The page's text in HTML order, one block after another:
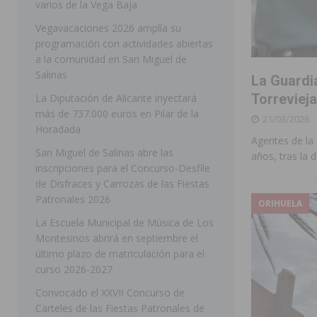
[ 05/08/2026 ]
Orihuela ultima diferentes soluciones
CEIP Virgen de la Puerta
ORIHUELA
[ 05/08/2026 ] Sanidad Orihuela llama a observar el
los desplazamientos
ORIHUELA
Orihuela acogerá una sesión
ORIHUELA
[ 06/08/2026 ]
Redován presenta la programación de
[ 06/08/2026 ] El PSOE denuncia una nueva prórroga
[ 06/08/2026 ]
La Diputación destina dos millones
ellos varios de la Vega Baja
COMARCA
[ 06/08/2026 ] Vegavacaciones 2026 amplía su
La
Torrevieja
21/03/2026
Agentes de
años, tras la
ORIHUELA
varios de la Vega Baja
Vegavacaciones 2026 amplía su
programación con actividades abiertas
a la comunidad en San Miguel de
Salinas
La Diputación de Alicante inyectará
más de 737.000 euros en Pilar de la
Horadada
San Miguel de Salinas abre las
inscripciones para el Concurso-Desfile
de Disfraces y Carrozas de las Fiestas
Patronales 2026
La Escuela Municipal de Música de Los
Montesinos abrirá en septiembre el
último plazo de matriculación para el
curso 2026-2027
Convocado el XXVII Concurso de
Carteles de las Fiestas Patronales de